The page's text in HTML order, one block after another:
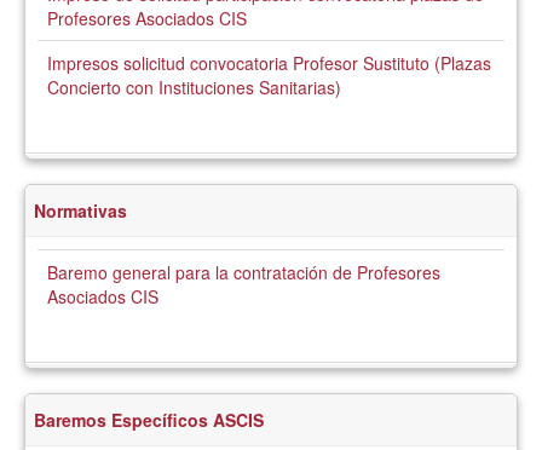
Profesores Asociados CIS
Impresos solicitud convocatoria Profesor Sustituto (Plazas
Concierto con Instituciones Sanitarias)
Normativas
Baremo general para la contratación de Profesores
Asociados CIS
Baremos Específicos ASCIS